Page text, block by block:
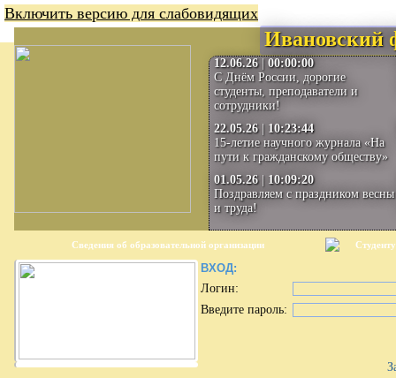
Включить версию для слабовидящих
Ивановский
12.06.26| 00:00:00
С Днём России, дорогие
студенты, преподаватели и
сотрудники!
22.05.26| 10:23:44
15-летие научного журнала «На
пути к гражданскому обществу»
01.05.26| 10:09:20
Поздравляем с праздником весны
и труда!
Сведения об образовательной организации Студенту
ВХОД:
Логин:
Введите пароль: